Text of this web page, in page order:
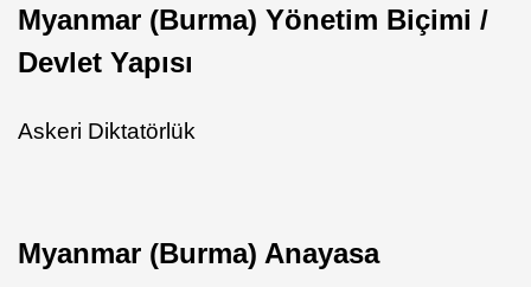
Myanmar (Burma) Yönetim Biçimi /
Devlet Yapısı
Askeri Diktatörlük
Myanmar (Burma) Anayasa